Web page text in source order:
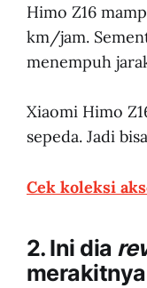
Himo Z16
km/jam.
menempuh
Xiaomi Himo
sepeda. Jadi
Cek koleksi
2. Ini dia